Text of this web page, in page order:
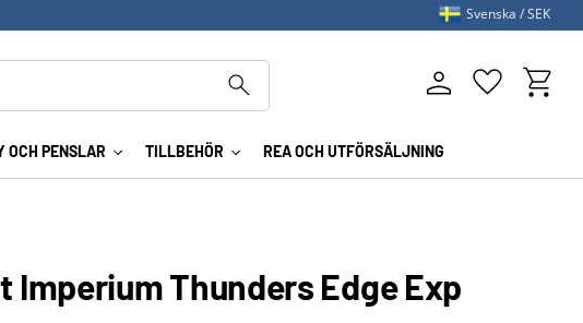
OCH PENSLAR TILLBEHÖR REA OCH UTFÖRSÄLJNING
Favoriter
Svenska SEK
Imperium Thunders Edge Exp